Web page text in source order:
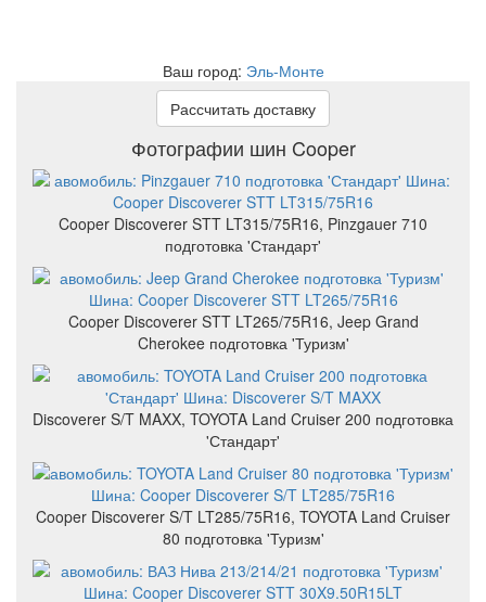
Ваш город: Эль-Монте
Рассчитать доставку
Фотографии шин Cooper
Cooper Discoverer STT LT315/75R16, Pinzgauer 710
подготовка 'Стандарт'
Cooper Discoverer STT LT265/75R16, Jeep Grand
Cherokee подготовка 'Туризм'
Discoverer S/T MAXX, TOYOTA Land Cruiser 200 подготовка
'Стандарт'
Cooper Discoverer S/T LT285/75R16, TOYOTA Land Cruiser
80 подготовка 'Туризм'